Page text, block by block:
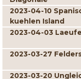
2023-04-10
kuehlen Island
2023-04-03
2023-03-27
2023-03-20